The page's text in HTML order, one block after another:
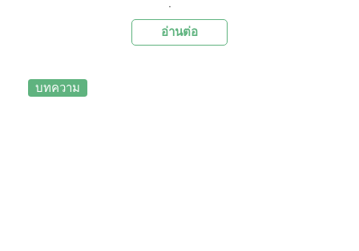
สร้างด้วยหินทรายแดงที่สันนิษฐานว่าสร้างขึ้นตั้งแต่
อุโบสถโบราณเก่าแก่ที่เต็มไปด้วยความงดงามและ
อ่านต่อ
บทความ